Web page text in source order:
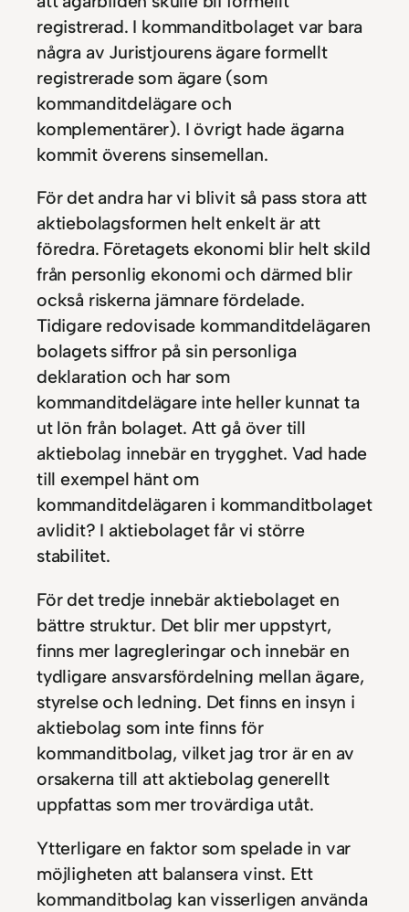
registrerad. I kommanditbolaget var bara
några av Juristjourens ägare formellt
registrerade som ägare (som
kommanditdelägare och
komplementärer). I övrigt hade ägarna
kommit överens sinsemellan.
För det andra har vi blivit så pass stora att
aktiebolagsformen helt enkelt är att
föredra. Företagets ekonomi blir helt skild
från personlig ekonomi och därmed blir
också riskerna jämnare fördelade.
Tidigare redovisade kommanditdelägaren
bolagets siffror på sin personliga
deklaration och har som
kommanditdelägare inte heller kunnat ta
ut lön från bolaget. Att gå över till
aktiebolag innebär en trygghet. Vad hade
till exempel hänt om
kommanditdelägaren i kommanditbolaget
avlidit? I aktiebolaget får vi större
stabilitet.
För det tredje innebär aktiebolaget en
bättre struktur. Det blir mer uppstyrt,
finns mer lagregleringar och innebär en
tydligare ansvarsfördelning mellan ägare,
styrelse och ledning. Det finns en insyn i
aktiebolag som inte finns för
kommanditbolag, vilket jag tror är en av
orsakerna till att aktiebolag generellt
uppfattas som mer trovärdiga utåt.
Ytterligare en faktor som spelade in var
möjligheten att balansera vinst. Ett
kommanditbolag kan visserligen använda